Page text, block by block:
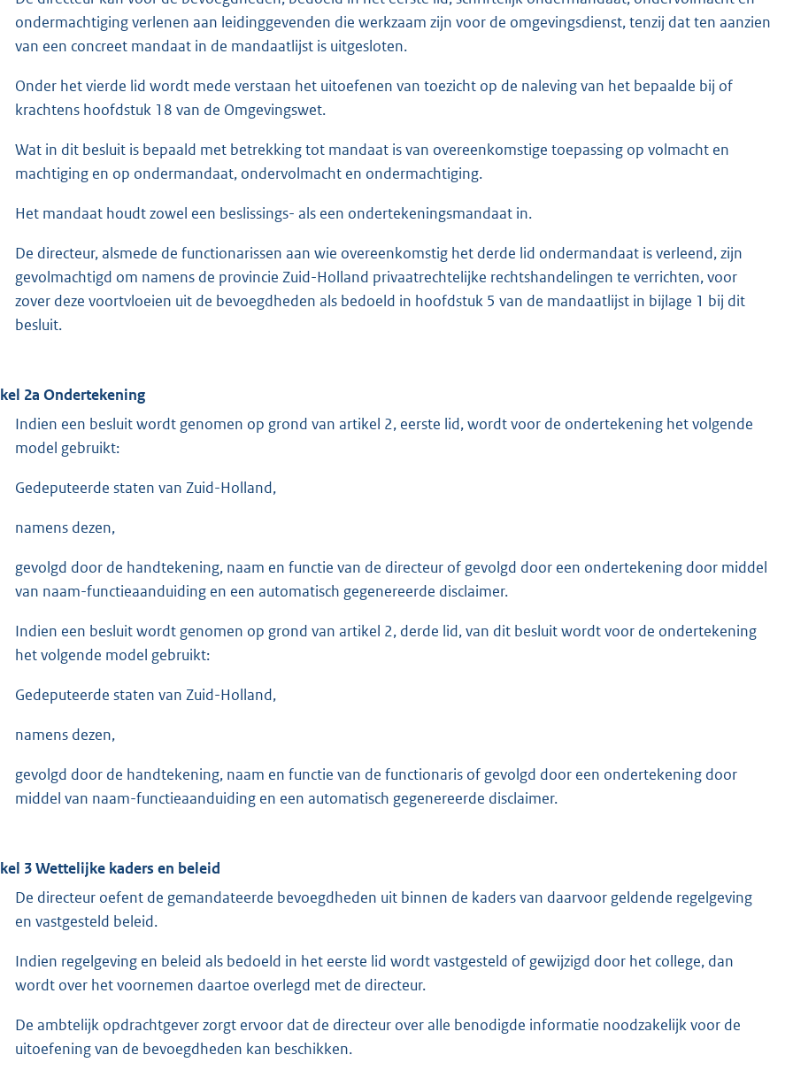
ondermachtiging verlenen aan leidinggevenden die werkzaam zijn voor de omgevingsdienst, tenzij dat ten aanzien
van een concreet mandaat in de mandaatlijst is uitgesloten.
Onder het vierde lid wordt mede verstaan het uitoefenen van toezicht op de naleving van het bepaalde bij of
krachtens hoofdstuk 18 van de Omgevingswet.
Wat in dit besluit is bepaald met betrekking tot mandaat is van overeenkomstige toepassing op volmacht en
machtiging en op ondermandaat, ondervolmacht en ondermachtiging.
Het mandaat houdt zowel een beslissings- als een ondertekeningsmandaat in.
De directeur, alsmede de functionarissen aan wie overeenkomstig het derde lid ondermandaat is verleend, zijn
gevolmachtigd om namens de provincie Zuid-Holland privaatrechtelijke rechtshandelingen te verrichten, voor
zover deze voortvloeien uit de bevoegdheden als bedoeld in hoofdstuk 5 van de mandaatlijst in bijlage 1 bij dit
besluit.
2a Ondertekening
Indien een besluit wordt genomen op grond van artikel 2, eerste lid, wordt voor de ondertekening het volgende
model gebruikt:
Gedeputeerde staten van Zuid-Holland,
namens dezen,
gevolgd door de handtekening, naam en functie van de directeur of gevolgd door een ondertekening door middel
van naam-functieaanduiding en een automatisch gegenereerde disclaimer.
Indien een besluit wordt genomen op grond van artikel 2, derde lid, van dit besluit wordt voor de ondertekening
het volgende model gebruikt:
Gedeputeerde staten van Zuid-Holland,
namens dezen,
gevolgd door de handtekening, naam en functie van de functionaris of gevolgd door een ondertekening door
middel van naam-functieaanduiding en een automatisch gegenereerde disclaimer.
3 Wettelijke kaders en beleid
De directeur oefent de gemandateerde bevoegdheden uit binnen de kaders van daarvoor geldende regelgeving
en vastgesteld beleid.
Indien regelgeving en beleid als bedoeld in het eerste lid wordt vastgesteld of gewijzigd door het college, dan
wordt over het voornemen daartoe overlegd met de directeur.
De ambtelijk opdrachtgever zorgt ervoor dat de directeur over alle benodigde informatie noodzakelijk voor de
uitoefening van de bevoegdheden kan beschikken.